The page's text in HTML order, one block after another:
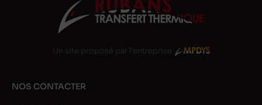
Un site proposé par l'entreprise
NOS CONTACTER